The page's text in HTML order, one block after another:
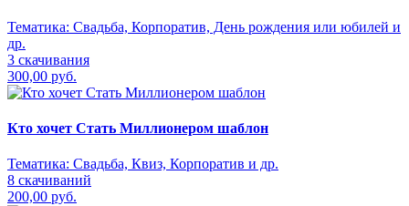
Тематика: Свадьба, Корпоратив, День рождения или юбилей и
др.
3 скачивания
300,00 руб.
Кто хочет Стать Миллионером шаблон
Тематика: Свадьба, Квиз, Корпоратив и др.
8 скачиваний
200,00 руб.